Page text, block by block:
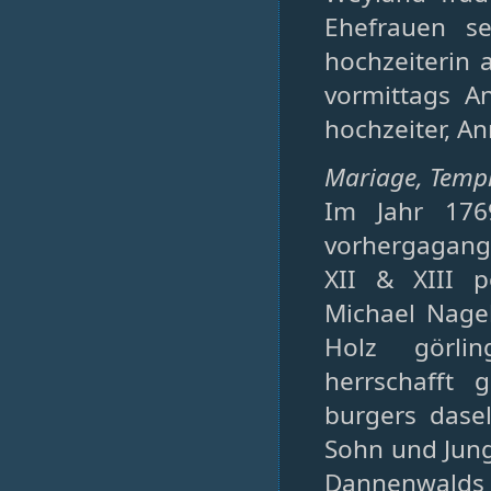
Ehefrauen
hochzeiterin
vormittags
hochzeiter,
Mariage,
Im Jahr
XII & XIII
Michael
Holz
herrschafft
burgers
Sohn und